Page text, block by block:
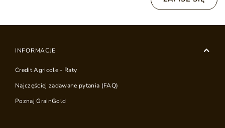
INFORMACJE
Credit Agricole - Raty
Najczęściej zadawane pytania (FAQ)
Poznaj GrainGold